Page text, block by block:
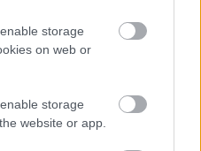
storage
on web or
storage
website or app.
ért a hír, magyar
készül Chicago egyik
színész John